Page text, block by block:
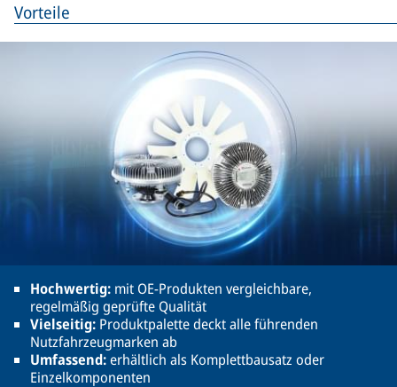
Vorteile
Hochwertig: mit OE-Produkten vergleichbare,
regelmäßig geprüfte Qualität
Vielseitig: Produktpalette deckt alle führenden
Nutzfahrzeugmarken ab
Umfassend:erhältlich als Komplettbausatz oder
Einzelkomponenten